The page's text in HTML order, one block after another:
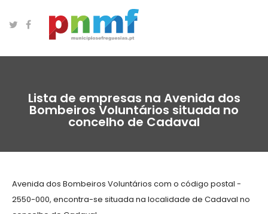
Lista de empresas na Avenida dos
Bombeiros Voluntários situada no
concelho de Cadaval
Avenida dos Bombeiros Voluntários com o código postal -
2550-000, encontra-se situada na localidade de Cadaval no